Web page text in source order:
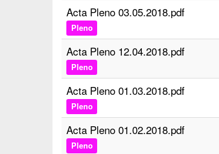
Acta Pleno 03.05.2018.pdf
Pleno
Acta Pleno 12.04.2018.pdf
Pleno
Acta Pleno 01.03.2018.pdf
Pleno
Acta Pleno 01.02.2018.pdf
Pleno